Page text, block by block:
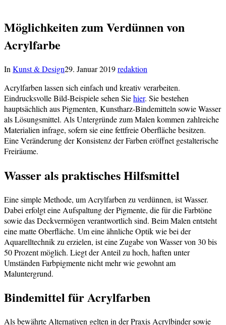
Möglichkeiten zum Verdünnen von
Acrylfarbe
In Kunst & Design29. Januar 2019redaktion
Acrylfarben lassen sich einfach und kreativ verarbeiten.
Eindrucksvolle Bild-Beispiele sehen Siehier. Sie bestehen
hauptsächlich aus Pigmenten, Kunstharz-Bindemitteln sowie Wasser
als Lösungsmittel. Als Untergründe zum Malen kommen zahlreiche
Materialien infrage, sofern sie eine fettfreie Oberfläche besitzen.
Eine Veränderung der Konsistenz der Farben eröffnet gestalterische
Freiräume.
Wasser als praktisches Hilfsmittel
Eine simple Methode, um Acrylfarben zu verdünnen, ist Wasser.
Dabei erfolgt eine Aufspaltung der Pigmente, die für die Farbtöne
sowie das Deckvermögen verantwortlich sind. Beim Malen entsteht
eine matte Oberfläche. Um eine ähnliche Optik wie bei der
Aquarelltechnik zu erzielen, ist eine Zugabe von Wasser von 30 bis
50 Prozent möglich. Liegt der Anteil zu hoch, haften unter
Umständen Farbpigmente nicht mehr wie gewohnt am
Maluntergrund.
Bindemittel für Acrylfarben
Als bewährte Alternativen gelten in der Praxis Acrylbinder sowie